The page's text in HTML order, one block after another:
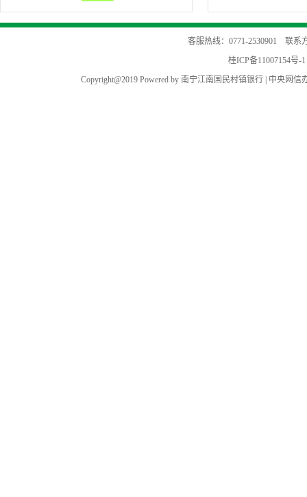
客服热线：0771-2530901 联系
桂ICP备11007154号-1
Copyright@2019 Powered by 南宁江南国民村镇银行 | 中央网信